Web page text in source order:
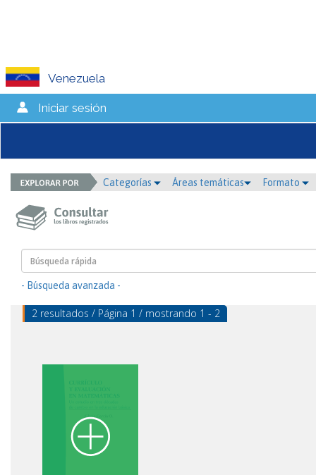
Venezuela
Iniciar sesión
Categorías Áreas temáticas Formato
- Búsqueda avanzada -
2 resultados / Página 1 / mostrando 1 - 2